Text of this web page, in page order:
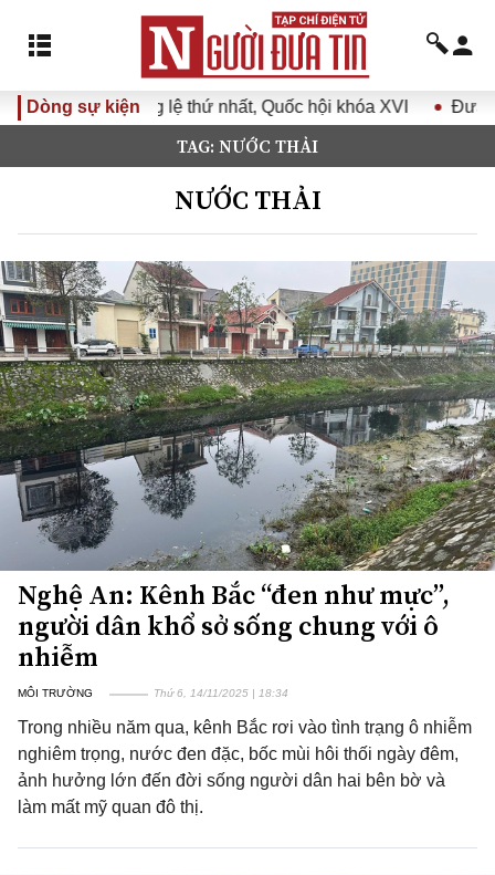
Dòng sự kiện
lệ thứ nhất, Quốc hội khóa XVI Đưa Nghị quyết Đại hội
TAG: NƯỚC THẢI
NƯỚC THẢI
Nghệ An: Kênh Bắc “đen như mực”,
người dân khổ sở sống chung với ô
nhiễm
MÔI TRƯỜNG Thứ 6, 14/11/2025 | 18:34
Trong nhiều năm qua, kênh Bắc rơi vào tình trạng ô nhiễm
nghiêm trọng, nước đen đặc, bốc mùi hôi thối ngày đêm,
ảnh hưởng lớn đến đời sống người dân hai bên bờ và
làm mất mỹ quan đô thị.